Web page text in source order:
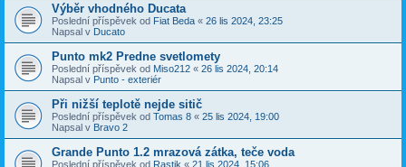
Výběr vhodného Ducata
Poslední příspěvek od Fiat Beda « 26 lis 2024, 23:25
Napsal v Ducato
Punto mk2 Predne svetlomety
Poslední příspěvek od Miso212 « 26 lis 2024, 20:14
Napsal v Punto - exteriér
Při nižší teplotě nejde sitič
Poslední příspěvek od Tomas 8 « 25 lis 2024, 19:00
Napsal v Bravo 2
Grande Punto 1.2 mrazová zátka, teče voda
Poslední příspěvek od Rastik « 21 lis 2024, 15:06